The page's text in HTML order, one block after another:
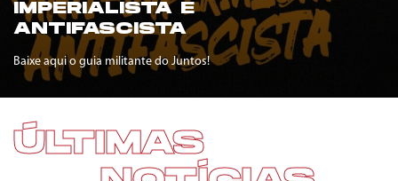
IMPERIALISTA E
ANTIFASCISTA
Baixe aqui o guia militante do Juntos!
ÚLTIMAS